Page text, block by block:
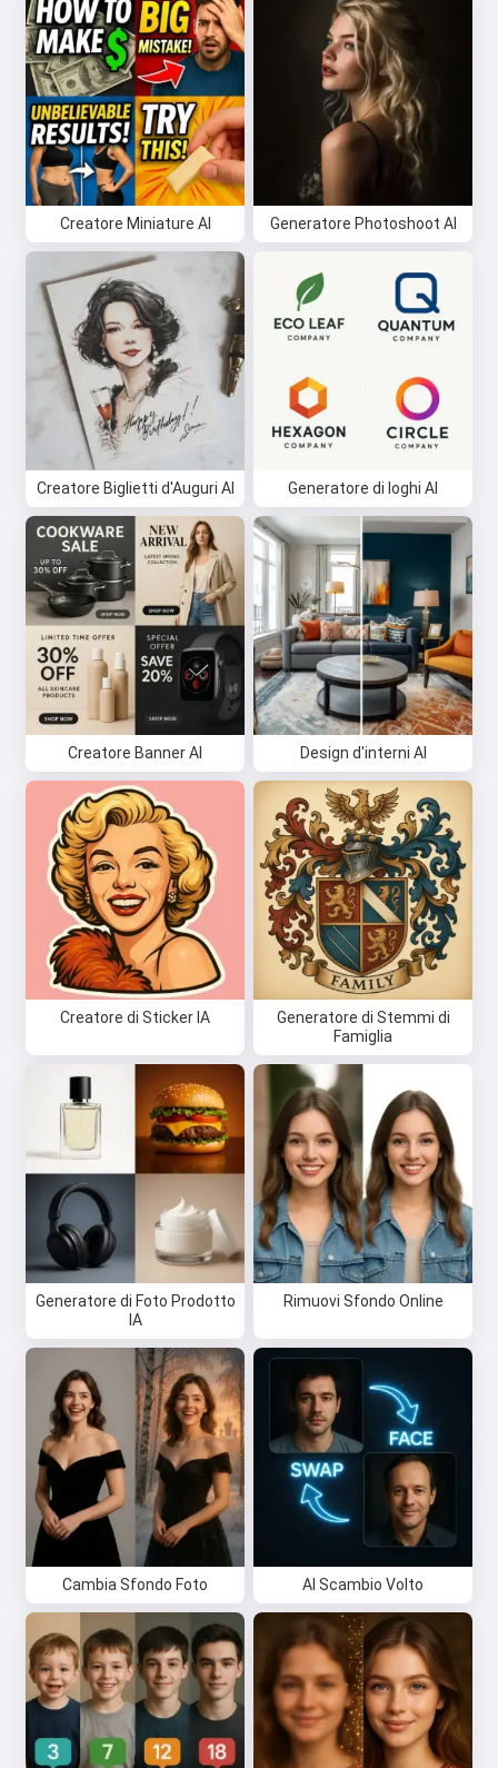
Creatore Miniature AI Generatore Photoshoot AI
Creatore Biglietti d'Auguri AI Generatore di loghi AI
Creatore Banner AI Design d'interni AI
Creatore di Sticker IA
Generatore di Stemmi di
Famiglia
Generatore di Foto Prodotto
IA
Rimuovi Sfondo Online
Cambia Sfondo Foto AI Scambio Volto
Ciao 👋
Posso creare canzoni, scrivere
poesie e auguri 🥰
Provalo gratis
Politica sulla Privacy,
Politica di Rimborso